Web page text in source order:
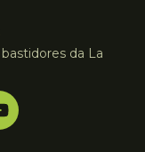
da La